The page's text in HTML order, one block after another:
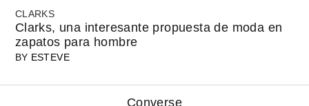
CLARKS
Clarks, una interesante propuesta de moda en
zapatos para hombre
BY ESTEVE
Converse